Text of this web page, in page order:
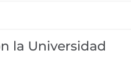
la Universidad